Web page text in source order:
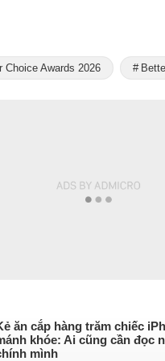
Choice Awards 2026
ăn cắp hàng trăm chiếc
khóe: Ai cũng cần đọc
mình